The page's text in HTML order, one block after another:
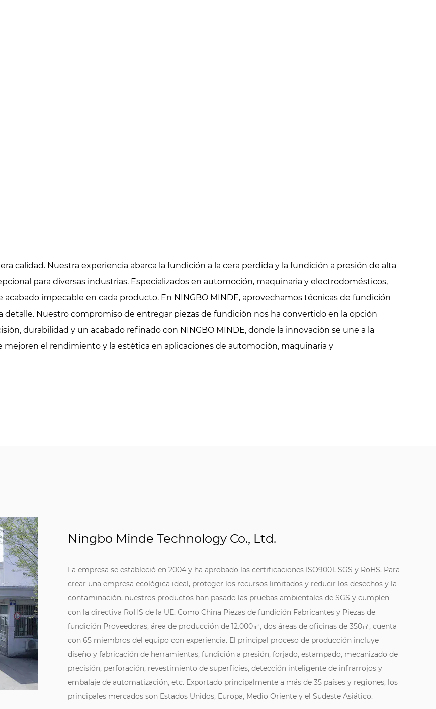
calidad. Nuestra experiencia abarca la fundición a la cera perdida y la fundición a presión de alta
para diversas industrias. Especializados en automoción, maquinaria y electrodomésticos,
impecable en cada producto. En NINGBO MINDE, aprovechamos técnicas de fundición
detalle. Nuestro compromiso de entregar piezas de fundición nos ha convertido en la opción
durabilidad y un acabado refinado con NINGBO MINDE, donde la innovación se une a la
mejoren el rendimiento y la estética en aplicaciones de automoción, maquinaria y
Ningbo Minde Technology Co., Ltd.
La empresa se estableció en 2004 y ha aprobado las certificaciones ISO9001, SGS y RoHS. Para
crear una empresa ecológica ideal, proteger los recursos limitados y reducir los desechos y la
contaminación, nuestros productos han pasado las pruebas ambientales de SGS y cumplen
con la directiva RoHS de la UE. Como China Piezas de fundición Fabricantes y Piezas de
fundición Proveedoras, área de producción de 12.000㎡, dos áreas de oficinas de 350㎡, cuenta
con 65 miembros del equipo con experiencia. El principal proceso de producción incluye
diseño y fabricación de herramientas, fundición a presión, forjado, estampado, mecanizado de
precisión, perforación, revestimiento de superficies, detección inteligente de infrarrojos y
embalaje de automatización, etc. Exportado principalmente a más de 35 países y regiones, los
principales mercados son Estados Unidos, Europa, Medio Oriente y el Sudeste Asiático.